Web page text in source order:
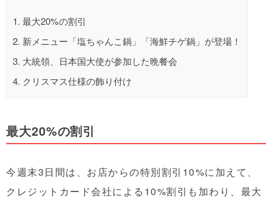
1. 最大20%の割引
2. 新メニュー「塩ちゃんこ鍋」「海鮮チゲ鍋」が登場！
3. 大統領、日本国大使が参加した晩餐会
4. クリスマス仕様の飾り付け
最大20%の割引
今週末3日間は、お店からの特別割引10%に加えて、
クレジットカード会社による10%割引も加わり、最大